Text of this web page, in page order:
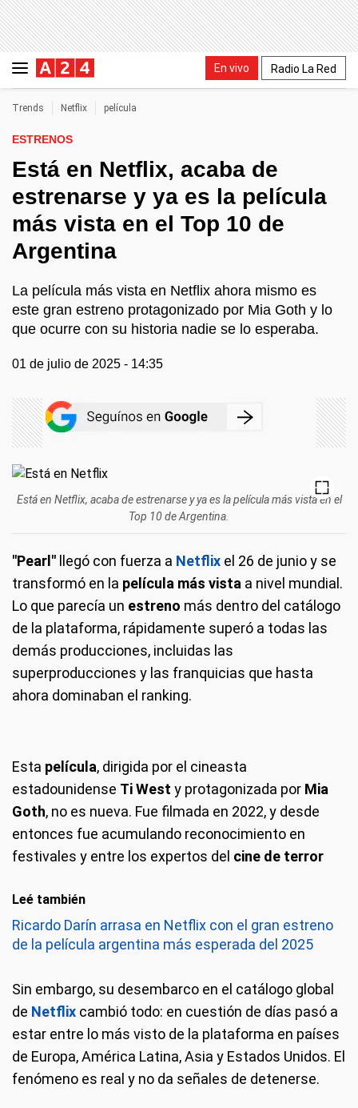
En vivo Radio La Red
Trends Netflix película
ESTRENOS
Está en Netflix, acaba de
estrenarse y ya es la película
más vista en el Top 10 de
Argentina
La película más vista en Netflix ahora mismo es
este gran estreno protagonizado por Mia Goth y lo
que ocurre con su historia nadie se lo esperaba.
01 de julio de 2025 - 14:35
Está en Netflix, acaba de estrenarse y ya es la película más vista en el
Top 10 de Argentina.
"Pearl" llegó con fuerza a Netflix el 26 de junio y se
transformó en la película más vista a nivel mundial.
Lo que parecía un estreno más dentro del catálogo
de la plataforma, rápidamente superó a todas las
demás producciones, incluidas las
superproducciones y las franquicias que hasta
ahora dominaban el ranking.
Esta película, dirigida por el cineasta
estadounidense Ti West y protagonizada por Mia
Goth, no es nueva. Fue filmada en 2022, y desde
entonces fue acumulando reconocimiento en
festivales y entre los expertos del cine de terror
Leé también
Ricardo Darín arrasa en Netflix con el gran estreno
de la película argentina más esperada del 2025
Sin embargo, su desembarco en el catálogo global
de Netflix cambió todo: en cuestión de días pasó a
estar entre lo más visto de la plataforma en países
de Europa, América Latina, Asia y Estados Unidos. El
fenómeno es real y no da señales de detenerse.